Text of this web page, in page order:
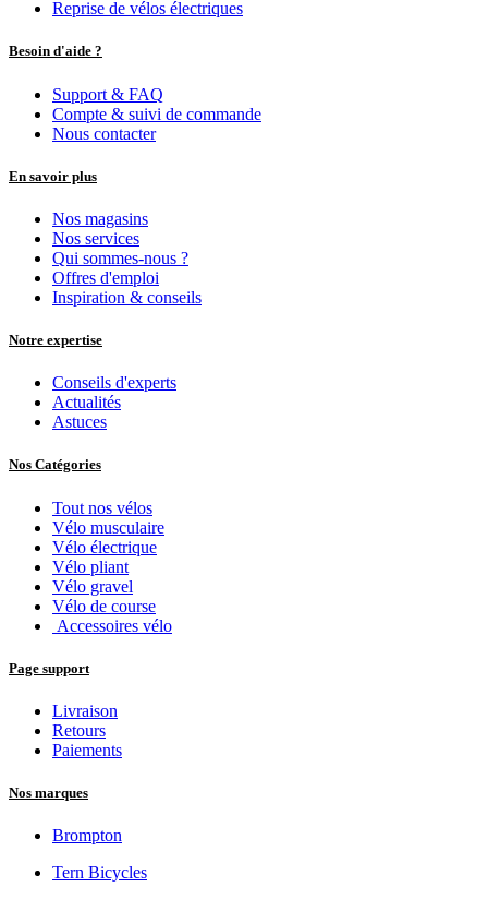
Reprise de vélos électriques
Besoin d'aide ?
Support & FAQ
Compte & suivi de commande
Nous contacter
En savoir plus
Nos magasins
Nos services
Qui sommes-nous ?
Offres d'emploi
Inspiration & conseils
Notre expertise
Conseils d'experts
Actualités
Astuces
Nos Catégories
Tout nos vélos
Vélo musculaire
Vélo électrique
Vélo pliant
Vélo gravel
Vélo de course
Accessoires vélo
Page support
Livraison
Retours
Paiements
Nos marques
Brompton
Tern Bicycles